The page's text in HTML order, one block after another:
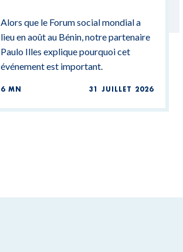
Alors que le Forum social mondial a
lieu en août au Bénin, notre partenaire
Paulo Illes explique pourquoi cet
événement est important.
6 MN 31 JUILLET 2026